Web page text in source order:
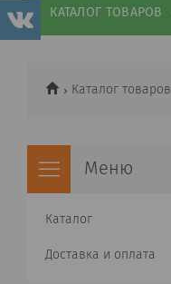
КАТАЛОГ ТОВАРОВ
Каталог товаров
Каталог
Доставка и оплата